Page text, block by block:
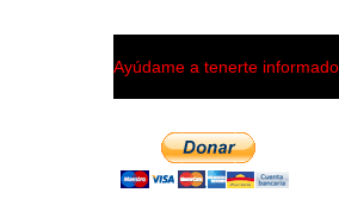
Ayúdame a tenerte informado